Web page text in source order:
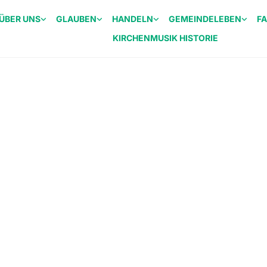
UNS GLAUBEN HANDELN GEMEINDELEBEN
KIRCHENMUSIK HISTORIE